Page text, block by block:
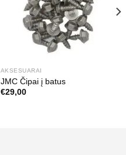
AKSESUARAI
JMC Čipai į batus
€29,00